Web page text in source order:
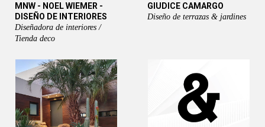
MNW - NOEL WIEMER -
DISEÑO DE INTERIORES
Diseñadora de interiores /
Tienda deco
GIUDICE CAMARGO
Diseño de terrazas & jardines